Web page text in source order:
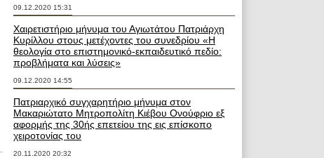
09.12.2020 15:31
Χαιρετιστήριο μήνυμα του Αγιωτάτου Πατριάρχη
Κυρίλλου στους μετέχοντες του συνεδρίου «Η
θεολογία στο επιστημονικό-εκπαιδευτικό πεδίο:
προβλήματα και λύσεις»
09.12.2020 14:55
Πατριαρχικό συγχαρητήριο μήνυμα στον
Μακαριώτατο Μητροπολίτη Κιέβου Ονούφριο εξ
αφορμής της 30ής επετείου της εις επίσκοπο
χειροτονίας του
20.11.2020 20:32